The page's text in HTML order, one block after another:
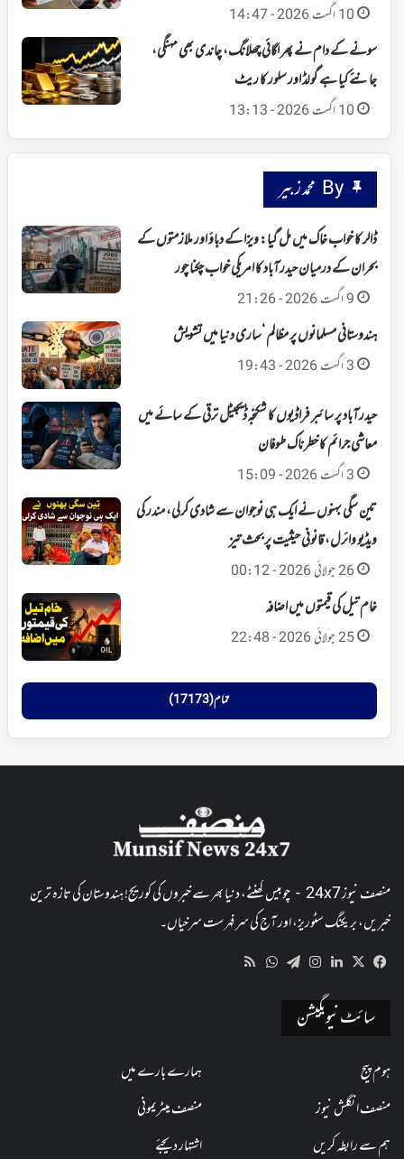
10 اگست 2026 - 14:47
سونے کے دام نے پھر لگائی چھلانگ، چاندی بھی مہنگی،
جانئے کیا ہے گولڈ اور سلور کا ریٹ
10 اگست 2026 - 13:13
By محمد زبیر
ڈالر کا خواب خاک میں مل گیا: ویزا کے دباؤ اور ملازمتوں کے
بحران کے درمیان حیدرآباد کا امریکی خواب چکنا چور
9 اگست 2026 - 21:26
ہندوستانی مسلمانوں پر مظالم ‘ساری دنیا میں تشویش
3 اگست 2026 - 19:43
حیدرآباد پر سائبر فراڈیوں کا شکنجہ‘ ڈیجیٹل ترقی کے سائے میں
معاشی جرائم کا خطرناک طوفان
3 اگست 2026 - 15:09
تین سگی بہنوں نے ایک ہی نوجوان سے شادی کرلی، مندر کی
ویڈیو وائرل، قانونی حیثیت پر بحث تیز
26 جولائی 2026 - 00:12
خام تیل کی قیمتوں میں اضافہ
25 جولائی 2026 - 22:48
تمام (17173)
منصف نیوز 24x7 - چوبیس گھنٹے، دنیا بھر سے خبروں کی کوریج! ہندوستان کی تازہ ترین
خبریں، بریکنگ سٹوریز، اور آج کی سرفہرست سرخیاں۔
Facebook
X
LinkedIn
Instagram
Telegram
WhatsApp
سائٹ نیویگیشن
ہوم پیج
ہمارے بارے میں
منصف انگلش نیوز
منصف میٹریمونی
ہم سے رابطہ کریں
اشتہار دیجئے